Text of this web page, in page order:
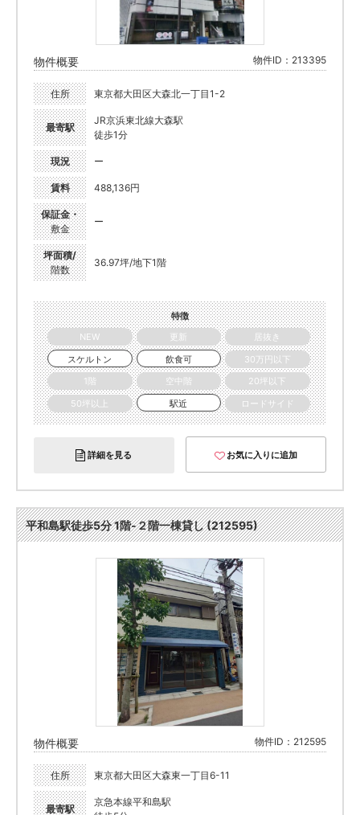
物件概要 物件ID：213395
住所 東京都大田区大森北一丁目1-2
最寄駅
JR京浜東北線大森駅
徒歩1分
現況 ー
賃料 488,136円
保証金・
敷金
ー
坪面積/
階数
36.97坪/地下1階
特徴
NEW
更新
居抜き
スケルトン
飲食可
30万円以下
1階
空中階
20坪以下
50坪以上
駅近 ロードサイド
詳細を見る お気に入りに追加
平和島駅徒歩5分 1階-２階一棟貸し (212595)
物件概要 物件ID：212595
住所 東京都大田区大森東一丁目6-11
最寄駅
京急本線平和島駅